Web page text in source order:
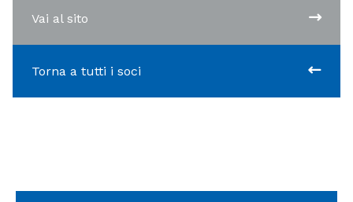
Vai al sito
Torna a tutti i soci